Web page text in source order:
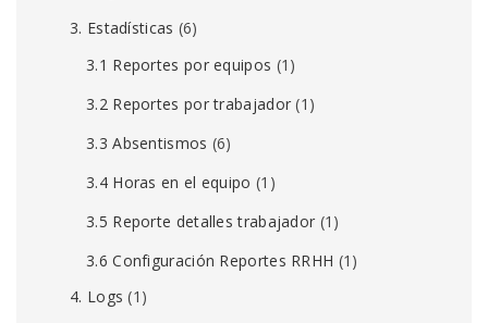
3. Estadísticas (6)
3.1 Reportes por equipos (1)
3.2 Reportes por trabajador (1)
3.3 Absentismos (6)
3.4 Horas en el equipo (1)
3.5 Reporte detalles trabajador (1)
3.6 Configuración Reportes RRHH (1)
4. Logs (1)